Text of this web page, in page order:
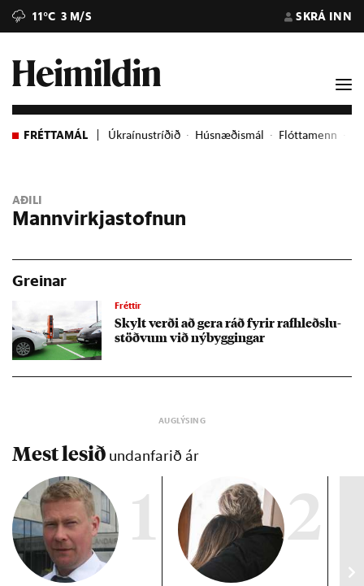
11°C 3 M/S SKRÁ INN
FRÉTTAMÁL Úkraínustríðið Húsnæðismál Flóttamenn
AÐILI
Mannvirkjastofnun
Greinar
Fréttir
Skylt verði að gera ráð fyr­ir raf­hleðslu­
stöðv­um við ný­bygg­ing­ar
Mest lesið undanfarið ár
1 2